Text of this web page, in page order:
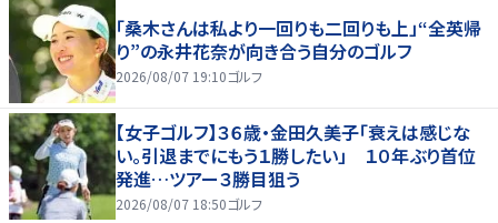
「桑木さんは私より一回りも二回りも上」“全英帰
り”の永井花奈が向き合う自分のゴルフ
2026/08/07 19:10ゴルフ
【女子ゴルフ】３６歳・金田久美子「衰えは感じな
い。引退までにもう１勝したい」 １０年ぶり首位
発進…ツアー３勝目狙う
2026/08/07 18:50ゴルフ